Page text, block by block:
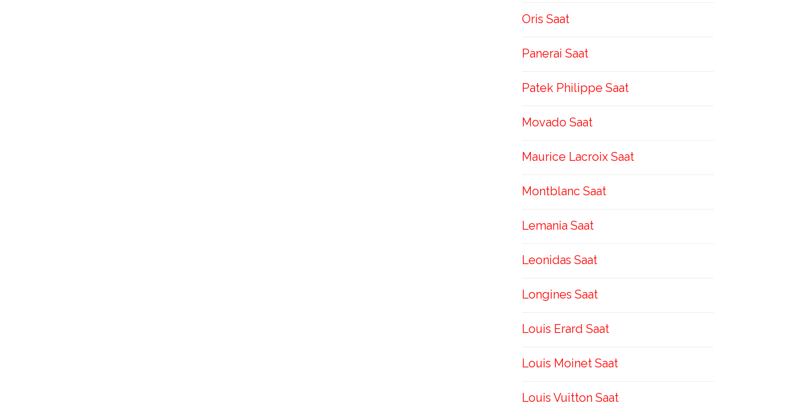
Oris Saat
Panerai Saat
Patek Philippe Saat
Movado Saat
Maurice Lacroix Saat
Montblanc Saat
Lemania Saat
Leonidas Saat
Longines Saat
Louis Erard Saat
Louis Moinet Saat
Louis Vuitton Saat